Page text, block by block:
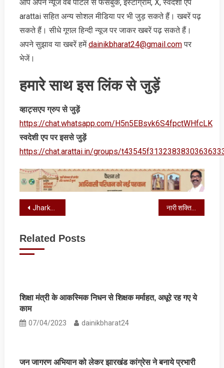
आप अपने न्‍यूज वेब पोर्टल से फेसबुक, इंस्‍टाग्राम, X, स्‍वदेशी एप
arattai सहित अन्‍य सोशल मीडिया पर भी जुड़ सकते हैं। खबरें पढ़
सकते हैं। सीधे गूगल हिन्‍दी न्‍यूज पर जाकर खबरें पढ़ सकते हैं।
अपने सुझाव या खबरें हमेंdainikbharat24@gmail.comपर
भेजें।
हमारे साथ इस लिंक से जुड़ें
व्‍हाट्सएप ग्रुप से जुड़ें
https://chat.whatsapp.com/H5n5EBsvk6S4fpctWHfcLK
स्‍वदेशी एप पर इससे जुड़ें
https://chat.arattai.in/groups/
Post
Jharkhand Weather : राज्‍य में दो दिन चलेगी लू, चेक करें अपना जिला नारी शक्ति वंदन सम्मेलन में जुटी हजारों महिलाएं
Related Posts
शिक्षा मंत्री के आकस्मिक निधन से शिक्षक मर्माहत, अधूरे रह गए ये
काम
07/04/2023 dainikbharat24
जन जागरण अभियान को लेकर झारखंड कांग्रेस ने बनाये प्रभारी